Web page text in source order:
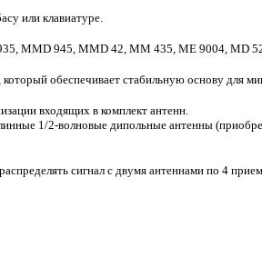
или клавиатуре.
MMD 945, MMD 42, MM 435, ME 9004, MD
обеспечивает стабильную основу для
входящих в комплект антенн.
1/2-волновые дипольные антенны
сигнал с двумя антеннами по 4